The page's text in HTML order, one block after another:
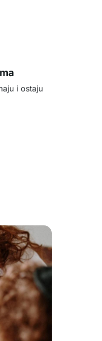
i ostaju